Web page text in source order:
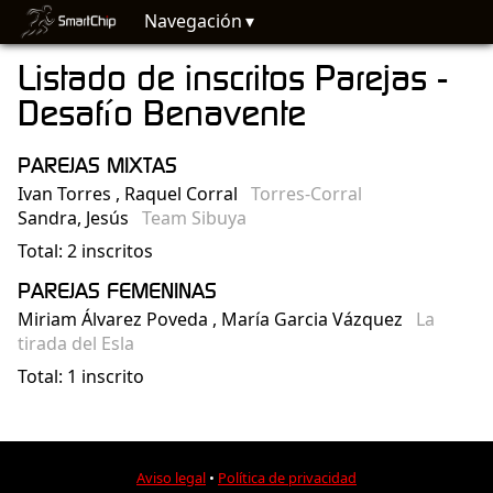
Navegación
Listado de inscritos Parejas -
Desafío Benavente
PAREJAS MIXTAS
Ivan Torres , Raquel Corral Torres-Corral
Sandra, Jesús Team Sibuya
Total: 2 inscritos
PAREJAS FEMENINAS
Miriam Álvarez Poveda , María Garcia Vázquez La
tirada del Esla
Total: 1 inscrito
Aviso legal • Política de privacidad